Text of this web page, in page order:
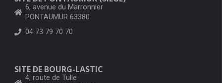
6, avenue du Marronnier
PONTAUMUR 63380
04 73 79 70 70
SITE DE BOURG-LASTIC
4, route de Tulle